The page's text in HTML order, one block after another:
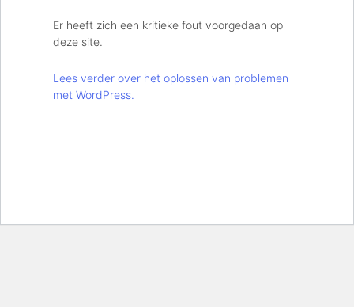
Er heeft zich een kritieke fout voorgedaan op
deze site.
Lees verder over het oplossen van problemen
met WordPress.